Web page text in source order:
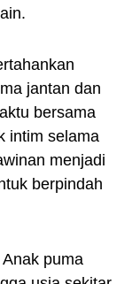
jantan dan
bersama
intim selama
menjadi
berpindah
Anak puma